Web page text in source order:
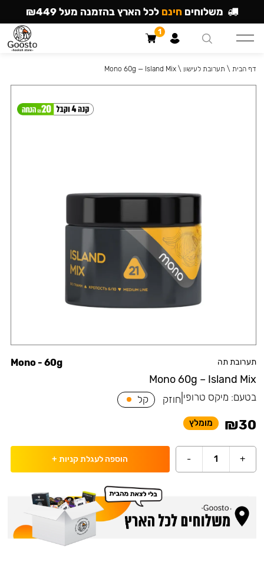
תערובת תה
Mono 60g – Island Mix
Mono - 60g
בטעם: מיקס טרופי חוזק קל
₪30 מומלץ
+
1
- הוספה לעגלת קניות +
דף הבית \ תערובת לעישון \
Mono 60g — Island Mix
משלוחים חינם לכל הארץ בהזמנה מעל ₪449
1